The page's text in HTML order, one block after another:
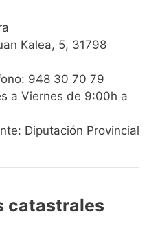
Kalea, 5, 31798
948 30 70 79
a Viernes de 9:00h a
Diputación Provincial
catastrales